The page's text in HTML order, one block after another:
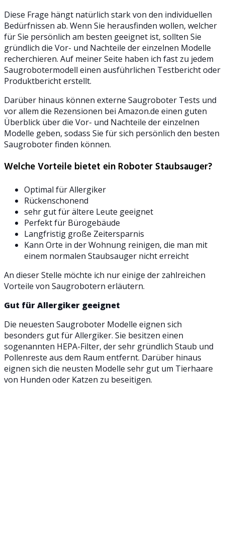
Diese Frage hängt natürlich stark von den individuellen
Bedürfnissen ab. Wenn Sie herausfinden wollen, welcher
für Sie persönlich am besten geeignet ist, sollten Sie
gründlich die Vor- und Nachteile der einzelnen Modelle
recherchieren. Auf meiner Seite haben ich fast zu jedem
Saugrobotermodell einen ausführlichen Testbericht oder
Produktbericht erstellt.
Darüber hinaus können externe Saugroboter Tests und
vor allem die Rezensionen bei Amazon.de einen guten
Überblick über die Vor- und Nachteile der einzelnen
Modelle geben, sodass Sie für sich persönlich den besten
Saugroboter finden können.
Welche Vorteile bietet ein Roboter Staubsauger?
Optimal für Allergiker
Rückenschonend
sehr gut für ältere Leute geeignet
Perfekt für Bürogebäude
Langfristig große Zeitersparnis
Kann Orte in der Wohnung reinigen, die man mit
einem normalen Staubsauger nicht erreicht
An dieser Stelle möchte ich nur einige der zahlreichen
Vorteile von Saugrobotern erläutern.
Gut für Allergiker geeignet
Die neuesten Saugroboter Modelle eignen sich
besonders gut für Allergiker. Sie besitzen einen
sogenannten HEPA-Filter, der sehr gründlich Staub und
Pollenreste aus dem Raum entfernt. Darüber hinaus
eignen sich die neusten Modelle sehr gut um Tierhaare
von Hunden oder Katzen zu beseitigen.